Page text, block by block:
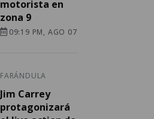
motorista en
zona 9
09:19 PM, AGO 07
FARÁNDULA
Jim Carrey
protagonizará